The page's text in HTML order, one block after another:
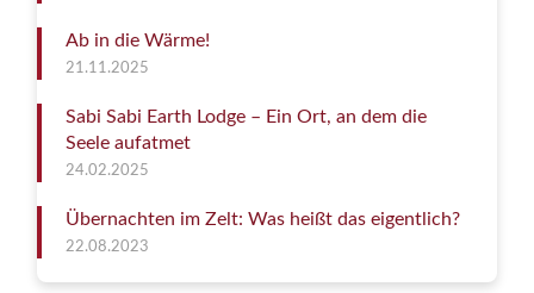
Ab in die Wärme!
21.11.2025
Sabi Sabi Earth Lodge – Ein Ort, an dem die
Seele aufatmet
24.02.2025
Übernachten im Zelt: Was heißt das eigentlich?
22.08.2023